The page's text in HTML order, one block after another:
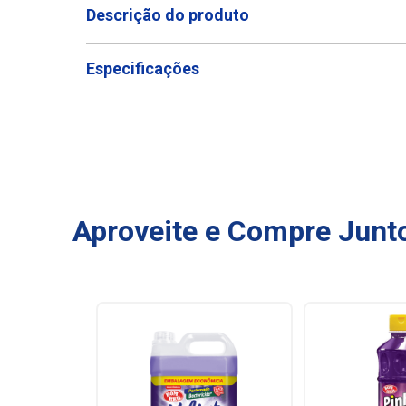
Descrição do produto
Especificações
Aproveite e Compre